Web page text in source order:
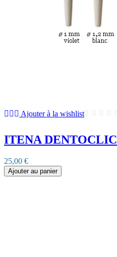
Ajouter à la wishlist
ITENA DENTOCLIC
25,00 €
Ajouter au panier